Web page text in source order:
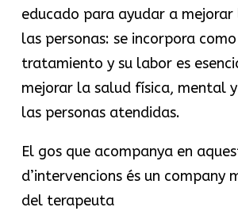
educado para ayudar a
las personas: se incorpora
tratamiento y su labor es
mejorar la salud física, mental
las personas atendidas.
El gos que acompanya en
d’intervencions és un company
del terapeuta